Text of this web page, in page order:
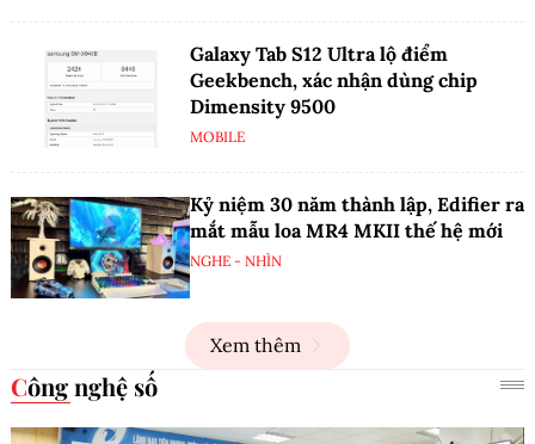
Galaxy Tab S12 Ultra lộ điểm
Geekbench, xác nhận dùng chip
Dimensity 9500
MOBILE
Kỷ niệm 30 năm thành lập, Edifier ra
mắt mẫu loa MR4 MKII thế hệ mới
NGHE - NHÌN
Xem thêm
Công nghệ số